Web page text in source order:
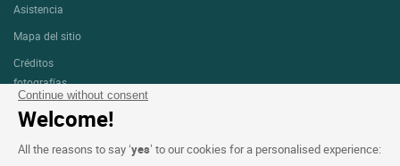
Continue without consent
Welcome!
All the reasons to say ‘yes’ to our cookies for a personalised experience:
Asistencia
Mapa del sitio
Créditos
fotografías
Síguenos